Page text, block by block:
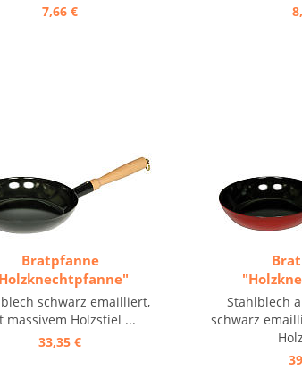
7,66 €
Bratpfanne
schwarz emailliert,
massivem Holzstiel ...
33,35 €
Stahlblech
schwarz